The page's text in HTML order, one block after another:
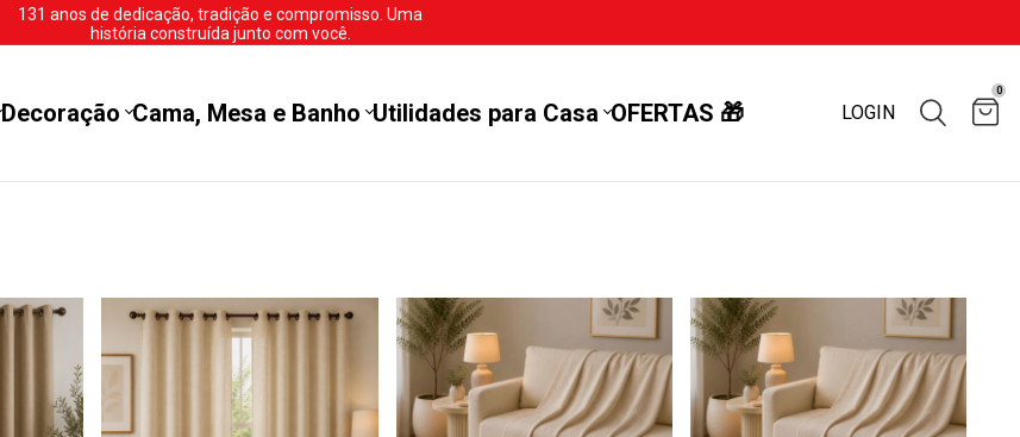
131 anos de dedicação, tradição e compromisso. Uma
história construída junto com você.
Decoração Cama, Mesa e Banho Utilidades para Casa OFERTAS 🎁 LOGIN
0